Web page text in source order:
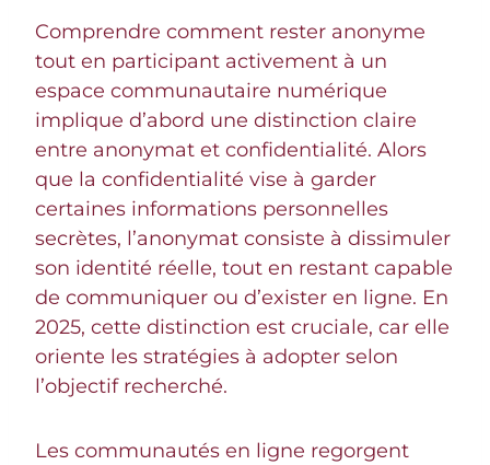
Comprendre comment rester anonyme
tout en participant activement à un
espace communautaire numérique
implique d’abord une distinction claire
entre anonymat et confidentialité. Alors
que la confidentialité vise à garder
certaines informations personnelles
secrètes, l’anonymat consiste à dissimuler
son identité réelle, tout en restant capable
de communiquer ou d’exister en ligne. En
2025, cette distinction est cruciale, car elle
oriente les stratégies à adopter selon
l’objectif recherché.
Les communautés en ligne regorgent